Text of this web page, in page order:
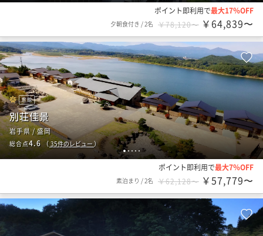
ポイント即利用で最大17％OFF
夕朝食付き /2名 ￥78,120〜 ￥64,839〜
12 3 4 5
旅館
別荘佳景
岩手県 / 盛岡
総合点4.6 （35件のレビュー）
ポイント即利用で最大7％OFF
素泊まり /2名 ￥62,128〜 ￥57,779〜